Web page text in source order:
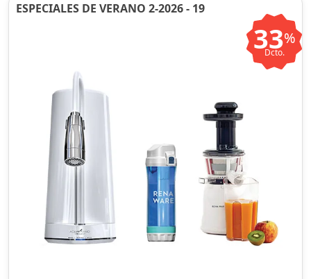
ESPECIALES DE VERANO 2-2026 - 19
33%
Dcto.